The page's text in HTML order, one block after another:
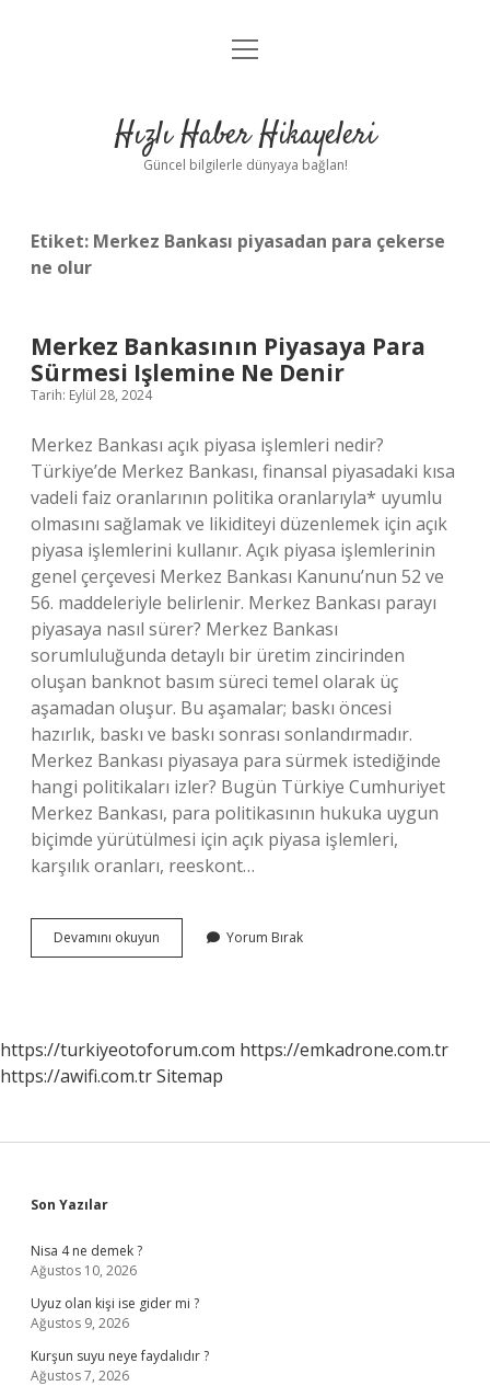
Anasayfa
Yasal Uyarı
menüyü
Hızlı Haber Hikayeleri
Güncel bilgilerle dünyaya bağlan!
Etiket: Merkez Bankası piyasadan para çekerse
ne olur
Merkez Bankasının Piyasaya Para
Sürmesi Işlemine Ne Denir
Tarih: Eylül 28, 2024
Merkez Bankası açık piyasa işlemleri nedir?
Türkiye’de Merkez Bankası, finansal piyasadaki kısa
vadeli faiz oranlarının politika oranlarıyla* uyumlu
olmasını sağlamak ve likiditeyi düzenlemek için açık
piyasa işlemlerini kullanır. Açık piyasa işlemlerinin
genel çerçevesi Merkez Bankası Kanunu’nun 52 ve
56. maddeleriyle belirlenir. Merkez Bankası parayı
piyasaya nasıl sürer? Merkez Bankası
sorumluluğunda detaylı bir üretim zincirinden
oluşan banknot basım süreci temel olarak üç
aşamadan oluşur. Bu aşamalar; baskı öncesi
hazırlık, baskı ve baskı sonrası sonlandırmadır.
Merkez Bankası piyasaya para sürmek istediğinde
hangi politikaları izler? Bugün Türkiye Cumhuriyet
Merkez Bankası, para politikasının hukuka uygun
biçimde yürütülmesi için açık piyasa işlemleri,
karşılık oranları, reeskont…
Devamını okuyun
Bankasının
Ne
Denir
Yorum Bırak
https://turkiyeotoforum.com https://emkadrone.com.tr
https://awifi.com.trSitemap
Sidebar
Son Yazılar
Nisa 4 ne demek ?
Ağustos 10, 2026
Uyuz olan kişi ise gider mi ?
Ağustos 9, 2026
Kurşun suyu neye faydalıdır ?
Ağustos 7, 2026